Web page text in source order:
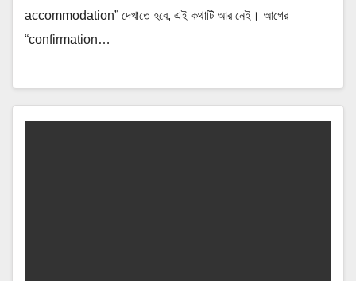
accommodation” দেখাতে হবে, এই কথাটি আর নেই। আগের
“confirmation…